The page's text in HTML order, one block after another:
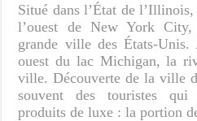
Situé dans l’État de
l’ouest de New York
grande ville des États-
ouest du lac Michigan, la
ville. Découverte de la ville
souvent des touristes qui
produits de luxe : la portion